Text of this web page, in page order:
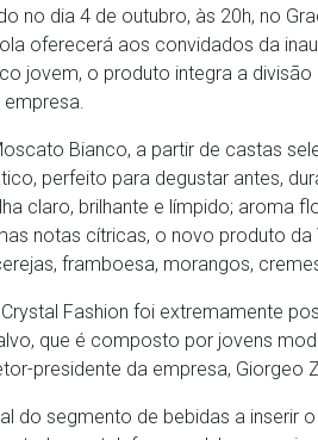
no dia 4 de outubro, às 20h, no
oferecerá aos convidados da
jovem, o produto integra a divisão
empresa.
Bianco, a partir de castas
perfeito para degustar antes,
claro, brilhante e límpido; aroma
notas cítricas, o novo produto da
framboesa, morangos,
Fashion foi extremamente
que é composto por jovens
presidente da empresa, Giorgeo
do segmento de bebidas a inserir